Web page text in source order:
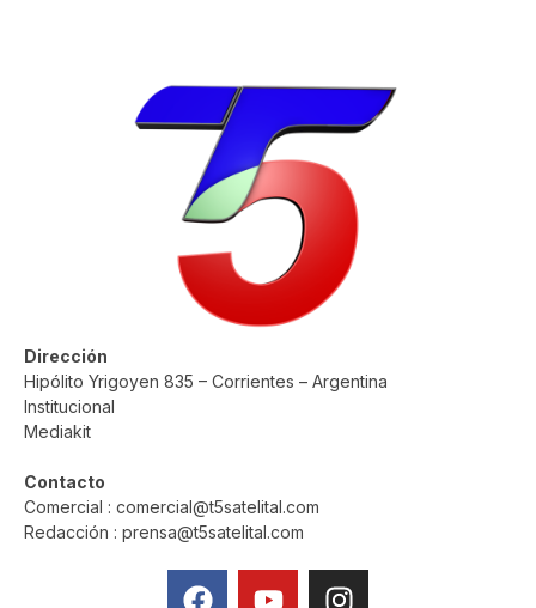
Dirección
Hipólito Yrigoyen 835 – Corrientes – Argentina
Institucional
Mediakit
Contacto
Comercial : comercial@t5satelital.com
Redacción : prensa@t5satelital.com